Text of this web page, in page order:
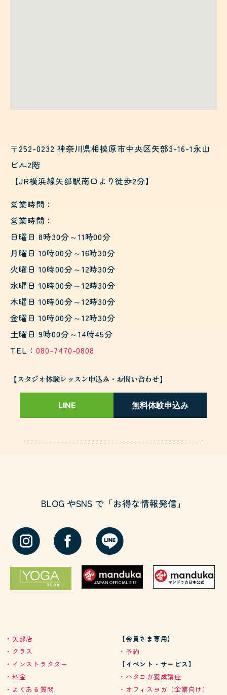
〒252-0232 神奈川県相模原市中央区矢部3-16-1永山
ビル2階
【JR横浜線矢部駅南口より徒歩2分】
営業時間：
営業時間：
日曜日 8時30分～11時00分
月曜日 10時00分～16時30分
火曜日 10時00分～12時30分
水曜日 10時00分～12時30分
木曜日 10時00分～12時30分
金曜日 10時00分～12時30分
土曜日 9時00分～14時45分
TEL： 080-7470-0808
【スタジオ体験レッスン申込み・お問い合わせ】
LINE 無料体験申込み
BLOG やSNS で「お得な情報発信」
・矢部店
・クラス
・インストラクター
・料金
・よくある質問
【会員さま専用】
・予約
【イベント・サービス】
・ハタヨガ養成講座
・オフィスヨガ（企業向け）